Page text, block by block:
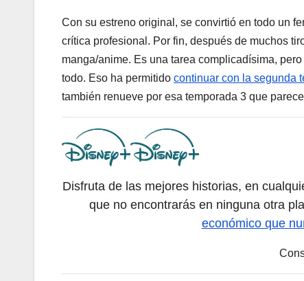
Con su estreno original, se convirtió en todo un
crítica profesional. Por fin, después de muchos
manga/anime. Es una tarea complicadísima,
todo. Eso ha permitido continuar con la segunda
también renueve por esa temporada 3 que
Disfruta de las mejores historias, en
que no encontrarás en ninguna otra
económico que